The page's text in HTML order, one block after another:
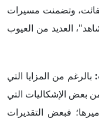
في 19 أغسطس الفائت، وتضمنت مسيرات
"شاهد"، العديد من العيوب
بالرغم من المزايا التي
من بعض الإشكاليات التي
فبعض التقديرات